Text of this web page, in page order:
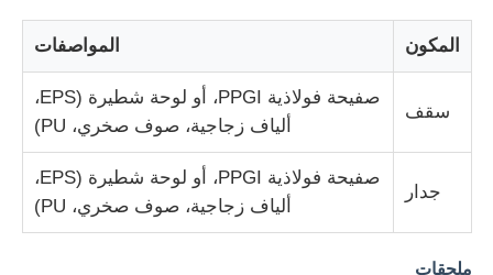
مستودع الهيكل الصلب
الهياكل التعدينية
حراج طائرات بهيكل فولاذي
المكون المواصفات
سقف
صفيحة فولاذية PPGI، أو لوحة شطيرة (EPS،
ألياف زجاجية، صوف صخري، PU)
جدار
صفيحة فولاذية PPGI، أو لوحة شطيرة (EPS،
ألياف زجاجية، صوف صخري، PU)
ملحقات